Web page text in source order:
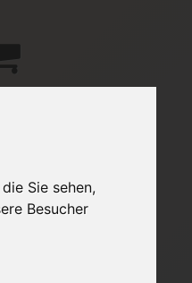
Sie sehen,
Besucher